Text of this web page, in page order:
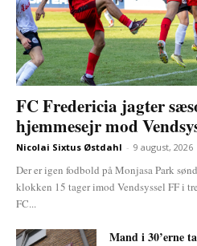
FC Fredericia jagter
hjemmesejr mod
Nicolai Sixtus Østdahl - 9 august, 2026
Der er igen fodbold på Monjasa Park
klokken 15 tager imod Vendsyssel FF i
FC...
Mand i 30’erne